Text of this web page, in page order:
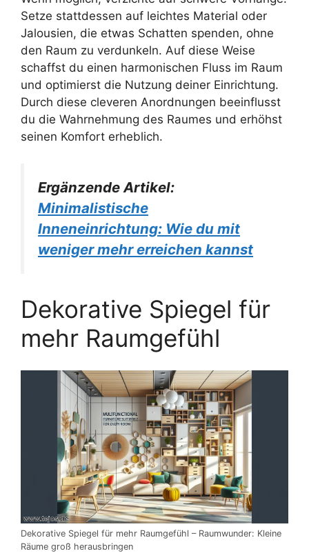
Setze stattdessen auf leichtes Material oder
Jalousien, die etwas Schatten spenden, ohne
den Raum zu verdunkeln. Auf diese Weise
schaffst du einen harmonischen Fluss im Raum
und optimierst die Nutzung deiner Einrichtung.
Durch diese cleveren Anordnungen beeinflusst
du die Wahrnehmung des Raumes und erhöhst
seinen Komfort erheblich.
Ergänzende Artikel:
Minimalistische
Inneneinrichtung: Wie du mit
weniger mehr erreichen kannst
Dekorative Spiegel für
mehr Raumgefühl
Dekorative Spiegel für mehr Raumgefühl – Raumwunder: Kleine
Räume groß herausbringen